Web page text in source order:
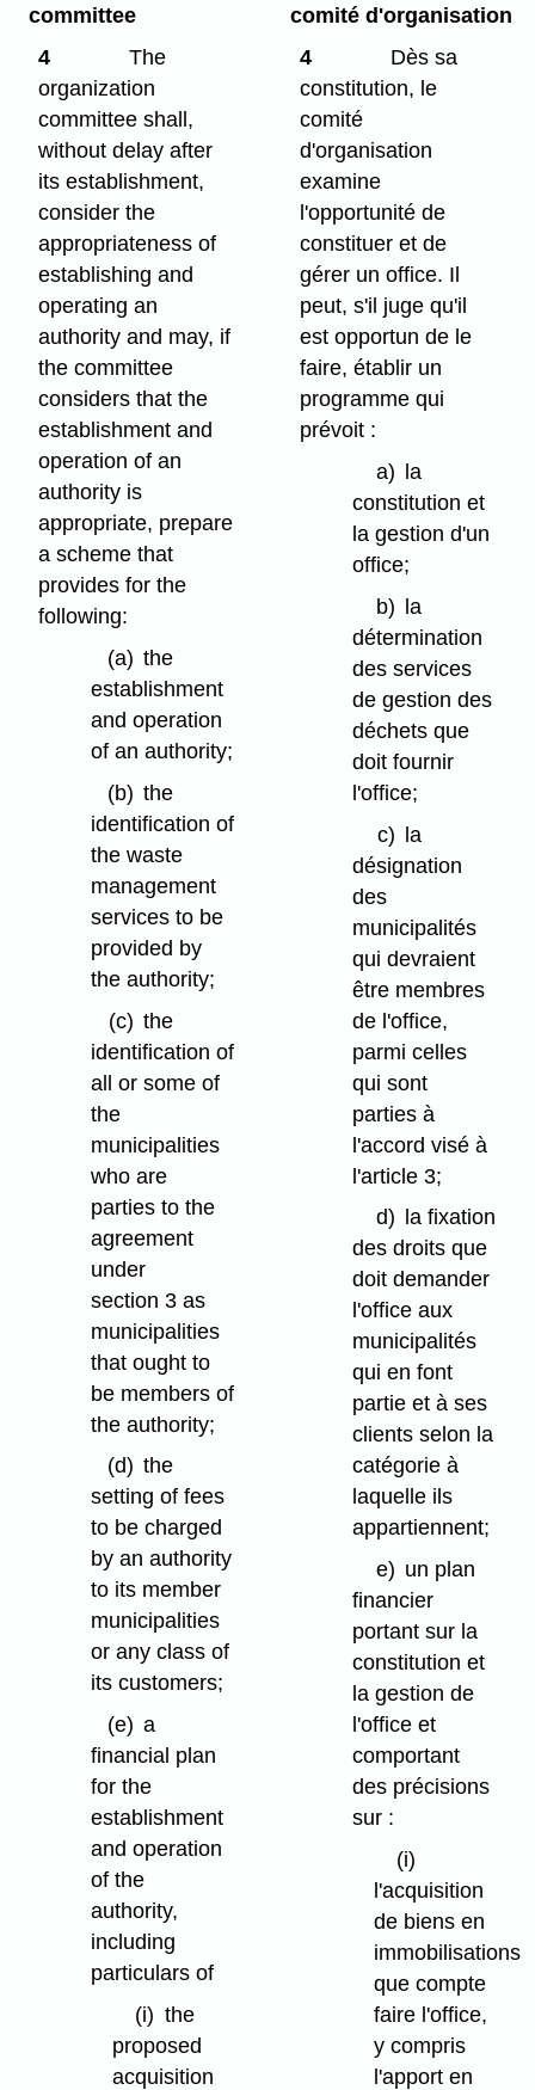
committee
4
The
organization
committee shall,
without delay after
its establishment,
consider the
appropriateness of
establishing and
operating an
authority and may, if
the committee
considers that the
establishment and
operation of an
authority is
appropriate, prepare
a scheme that
provides for the
following:
(a) the
establishment
and operation
of an authority;
(b) the
identification of
the waste
management
services to be
provided by
the authority;
(c) the
identification of
all or some of
the
municipalities
who are
parties to the
agreement
under
section 3 as
municipalities
that ought to
be members of
the authority;
(d) the
setting of fees
to be charged
by an authority
to its member
municipalities
or any class of
its customers;
(e) a
financial plan
for the
establishment
and operation
of the
authority,
including
particulars of
(i) the
proposed
acquisition
comité d'organisation
4
Dès sa
constitution, le
comité
d'organisation
examine
l'opportunité de
constituer et de
gérer un office. Il
peut, s'il juge qu'il
est opportun de le
faire, établir un
programme qui
prévoit :
a) la
constitution et
la gestion d'un
office;
b) la
détermination
des services
de gestion des
déchets que
doit fournir
l'office;
c) la
désignation
des
municipalités
qui devraient
être membres
de l'office,
parmi celles
qui sont
parties à
l'accord visé à
l'article 3;
d)
la fixation
des droits que
doit demander
l'office aux
municipalités
qui en font
partie et à ses
clients selon la
catégorie à
laquelle ils
appartiennent;
e) un plan
financier
portant sur la
constitution et
la gestion de
l'office et
comportant
des précisions
sur :
(i)
l'acquisition
de biens en
immobilisations
que compte
faire l'office,
y compris
l'apport en